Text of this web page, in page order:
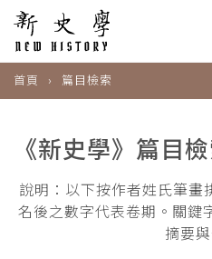
首頁 篇目檢索
《新史學》篇目
說明：以下按作者姓氏筆畫
名後之數字代表卷期。關鍵
摘要